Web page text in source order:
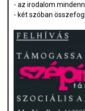
- az irodalom
- két szóban